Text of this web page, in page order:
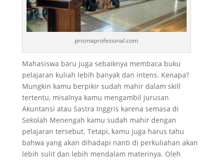
prismaprofesional.com
Mahasiswa baru juga sebaiknya membaca buku
pelajaran kuliah lebih banyak dan intens. Kenapa?
Mungkin kamu berpikir sudah mahir dalam skill
tertentu, misalnya kamu mengambil jurusan
Akuntansi atau Sastra Inggris karena semasa di
Sekolah Menengah kamu sudah mahir dengan
pelajaran tersebut. Tetapi, kamu juga harus tahu
bahwa yang akan dihadapi nanti di perkuliahan akan
lebih sulit dan lebih mendalam materinya. Oleh